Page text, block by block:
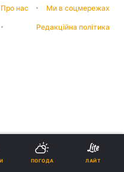
Про нас Ми в соцмережах
Редакційна політика
ПОГОДА ЛАЙТ